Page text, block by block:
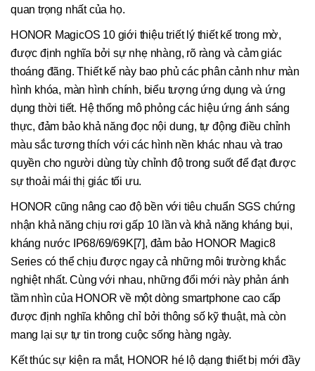
quan trọng nhất của họ.
HONOR MagicOS 10 giới thiệu triết lý thiết kế trong mờ,
được định nghĩa bởi sự nhẹ nhàng, rõ ràng và cảm giác
thoáng đãng. Thiết kế này bao phủ các phân cảnh như màn
hình khóa, màn hình chính, biểu tượng ứng dụng và ứng
dụng thời tiết. Hệ thống mô phỏng các hiệu ứng ánh sáng
thực, đảm bảo khả năng đọc nội dung, tự động điều chỉnh
màu sắc tương thích với các hình nền khác nhau và trao
quyền cho người dùng tùy chỉnh độ trong suốt để đạt được
sự thoải mái thị giác tối ưu.
HONOR cũng nâng cao độ bền với tiêu chuẩn SGS chứng
nhận khả năng chịu rơi gấp 10 lần và khả năng kháng bụi,
kháng nước IP68/69/69K[7], đảm bảo HONOR Magic8
Series có thể chịu được ngay cả những môi trường khắc
nghiệt nhất. Cùng với nhau, những đổi mới này phản ánh
tầm nhìn của HONOR về một dòng smartphone cao cấp
được định nghĩa không chỉ bởi thông số kỹ thuật, mà còn
mang lại sự tự tin trong cuộc sống hàng ngày.
Kết thúc sự kiện ra mắt, HONOR hé lộ dạng thiết bị mới đầy